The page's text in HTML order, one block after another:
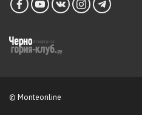
© Monteonline